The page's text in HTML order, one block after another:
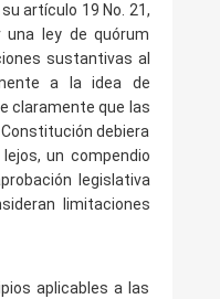
artículo 19 No. 21,
ley de quórum
sustantivas al
a la idea de
claramente que las
debiera
un compendio
legislativa
limitaciones
aplicables a las